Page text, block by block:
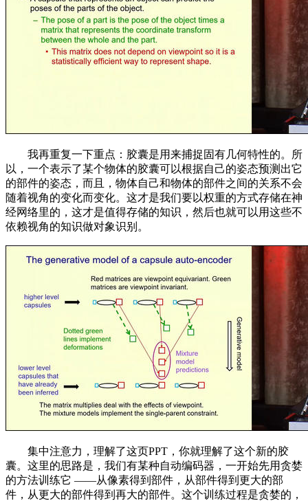
我再重复一下重点：胶囊是用来捕捉固有几何特性的。所
以，一个表示了某个物体的胶囊可以根据自己的姿态预测出它
的部件的姿态，而且，物体自己和物体的部件之间的关系不会
随着视角的变化而变化。这才是我们要以权重的方式存储在神
经网络里的，这才是值得存储的知识，然后也就可以用这些不
依赖视角的知识做对象识别。
集中注意力，理解了这页PPT，你就理解了这个新的胶
囊。这里的思路是，我们有某种自动编码器，一开始先用贪婪
的方法训练它 ——从像素得到部件，从部件得到更大的部
件，从更大的部件得到再大的部件。这个训练过程是贪婪的，